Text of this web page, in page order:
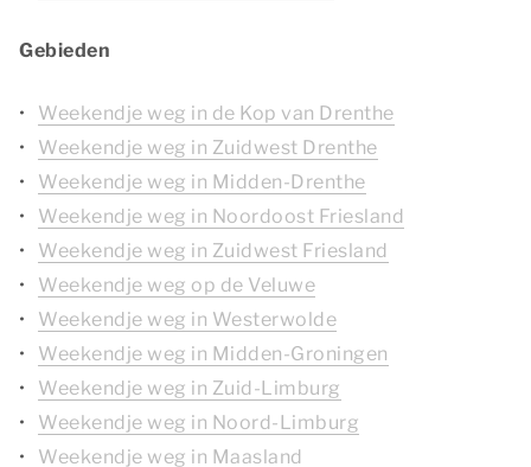
Gebieden
Weekendje weg in de Kop van Drenthe
Weekendje weg in Zuidwest Drenthe
Weekendje weg in Midden-Drenthe
Weekendje weg in Noordoost Friesland
Weekendje weg in Zuidwest Friesland
Weekendje weg op de Veluwe
Weekendje weg in Westerwolde
Weekendje weg in Midden-Groningen
Weekendje weg in Zuid-Limburg
Weekendje weg in Noord-Limburg
Weekendje weg in Maasland